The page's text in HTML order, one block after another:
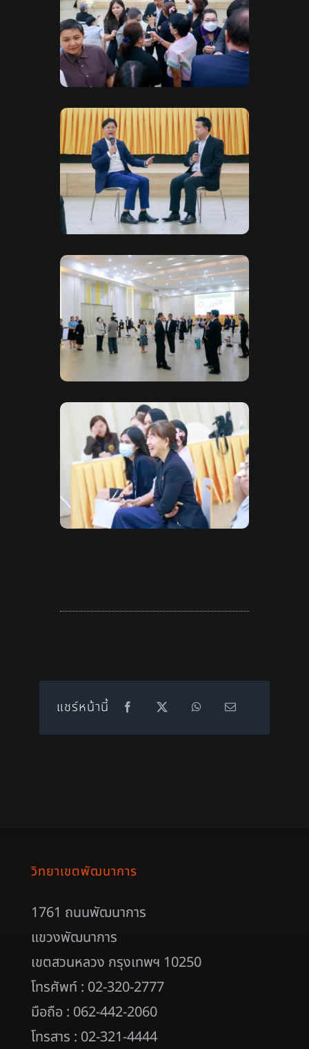
แชร์หน้านี้
วิทยาเขตพัฒนาการ
1761 ถนนพัฒนาการ
แขวงพัฒนาการ
เขตสวนหลวง กรุงเทพฯ 10250
โทรศัพท์ : 02-320-2777
มือถือ : 062-442-2060
โทรสาร : 02-321-4444